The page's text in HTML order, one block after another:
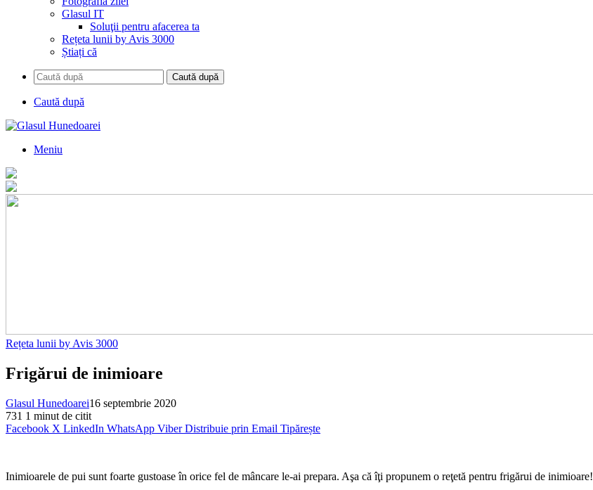
Glasul IT
Soluţii pentru afacerea ta
Rețeta lunii by Avis 3000
Știați că
Caută după
Caută după
Meniu
Rețeta lunii by Avis 3000
Frigărui de inimioare
Glasul Hunedoarei16 septembrie 2020
731 1 minut de citit
Facebook X LinkedIn WhatsApp Viber Distribuie prin Email Tipărește
Inimioarele de pui sunt foarte gustoase în orice fel de mâncare le-ai prepara. Aşa că îţi propunem o reţetă pentru frigărui de inimioare!